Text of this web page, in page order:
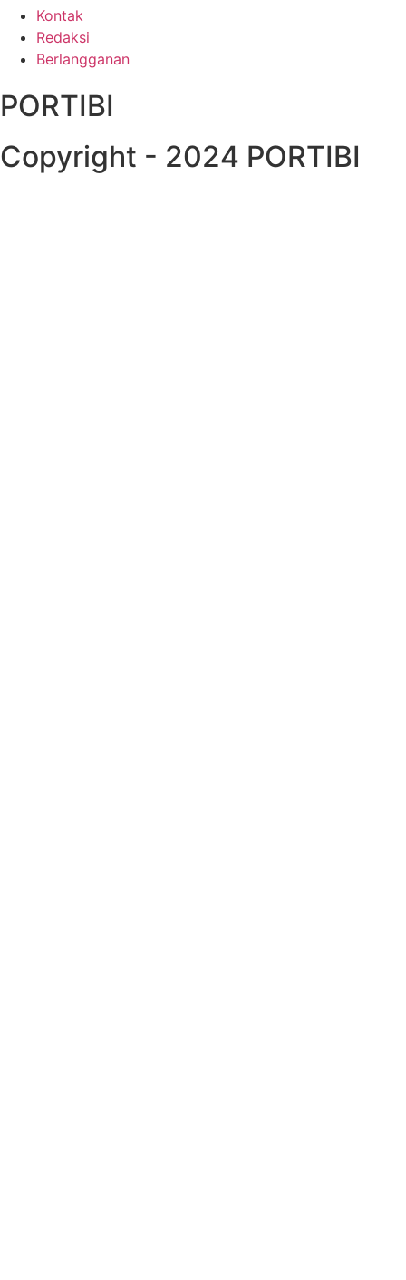
Kontak
Redaksi
Berlangganan
PORTIBI
Copyright - 2024 PORTIBI